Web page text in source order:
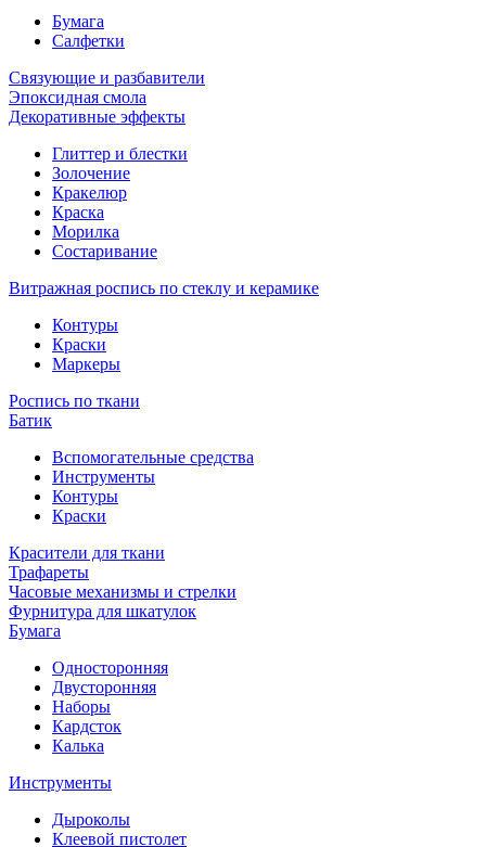
Бумага
Салфетки
Связующие и разбавители
Эпоксидная смола
Декоративные эффекты
Глиттер и блестки
Золочение
Кракелюр
Краска
Морилка
Состаривание
Витражная роспись по стеклу и керамике
Контуры
Краски
Маркеры
Роспись по ткани
Батик
Вспомогательные средства
Инструменты
Контуры
Краски
Красители для ткани
Трафареты
Часовые механизмы и стрелки
Фурнитура для шкатулок
Бумага
Односторонняя
Двусторонняя
Наборы
Кардсток
Калька
Инструменты
Дыроколы
Клеевой пистолет